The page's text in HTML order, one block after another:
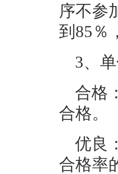
序不参
到85％
3、
合格
合格。
优良
合格率